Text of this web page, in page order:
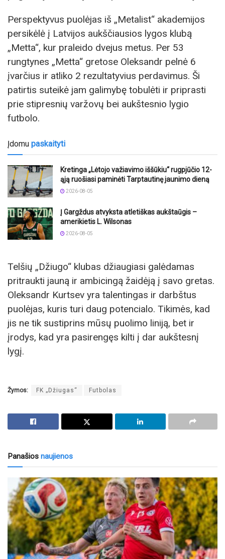
Perspektyvus puolėjas iš „Metalist“ akademijos
persikėlė į Latvijos aukščiausios lygos klubą
„Metta“, kur praleido dvejus metus. Per 53
rungtynes „Metta“ gretose Oleksandr pelnė 6
įvarčius ir atliko 2 rezultatyvius perdavimus. Ši
patirtis suteikė jam galimybę tobulėti ir priprasti
prie stipresnių varžovų bei aukštesnio lygio
futbolo.
Įdomu paskaityti
Kretinga „Lėtojo važiavimo iššūkiu“ rugpjūčio 12-
ąją ruošiasi paminėti Tarptautinę jaunimo dieną
2026-08-05
Į Gargždus atvyksta atletiškas aukštaūgis –
amerikietis L. Wilsonas
2026-08-05
Telšių „Džiugo“ klubas džiaugiasi galėdamas
pritraukti jauną ir ambicingą žaidėją į savo gretas.
Oleksandr Kurtsev yra talentingas ir darbštus
puolėjas, kuris turi daug potencialo. Tikimės, kad
jis ne tik sustiprins mūsų puolimo liniją, bet ir
įrodys, kad yra pasirengęs kilti į dar aukštesnį
lygį.
Žymos: FK „Džiugas“ Futbolas
Panašios naujienos